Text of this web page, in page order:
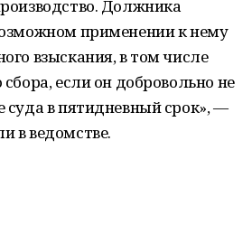
Должника
применении к нему
взыскания, в том числе
если он добровольно не
в пятидневный срок», —
в ведомстве.